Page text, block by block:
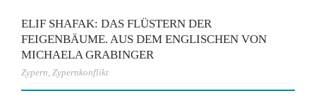
ELIF SHAFAK: DAS FLÜSTERN DER
FEIGENBÄUME. AUS DEM ENGLISCHEN VON
MICHAELA GRABINGER
Zypern, Zypernkonflikt